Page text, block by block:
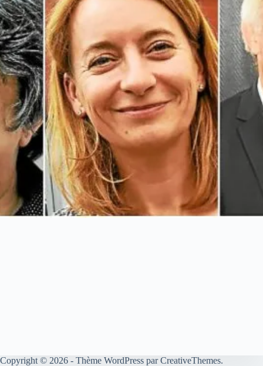
Copyright © 2026 - Thème WordPress parCreativeThemes.